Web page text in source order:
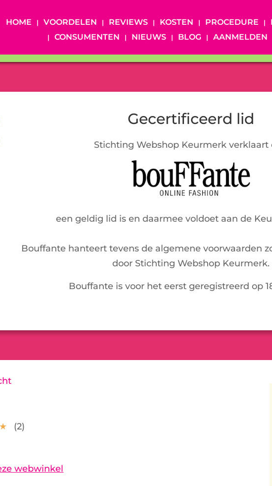
HOME VOORDELEN REVIEWS KOSTEN PROCEDURE
CONSUMENTEN
NIEUWS BLOG AANMELDEN
Gecertificeerd lid
Stichting Webshop Keurmerk verklaart
een geldig lid is en daarmee voldoet aan de
Bouffante hanteert tevens de algemene voorwaarden
door Stichting Webshop Keurmerk.
Bouffante is voor het eerst geregistreerd op
(2)
webwinkel